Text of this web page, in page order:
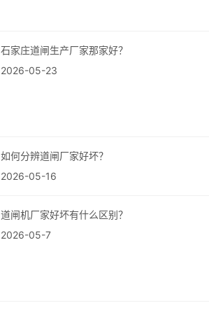
石家庄道闸生产厂家那家好？
2026-05-23
如何分辨道闸厂家好坏‌？
2026-05-16
道闸机厂家好坏有什么区别？
2026-05-7